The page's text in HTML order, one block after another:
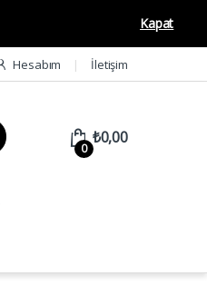
Kapat
Hesabım İletişim
0
₺0,00